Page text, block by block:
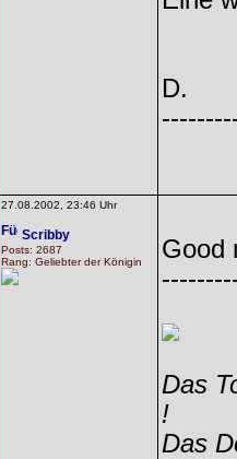
D.
27.08.2002, 23:46 Uhr
Scribby
Posts: 2687
Rang: Geliebter der Königin
Good
Das
!
Das